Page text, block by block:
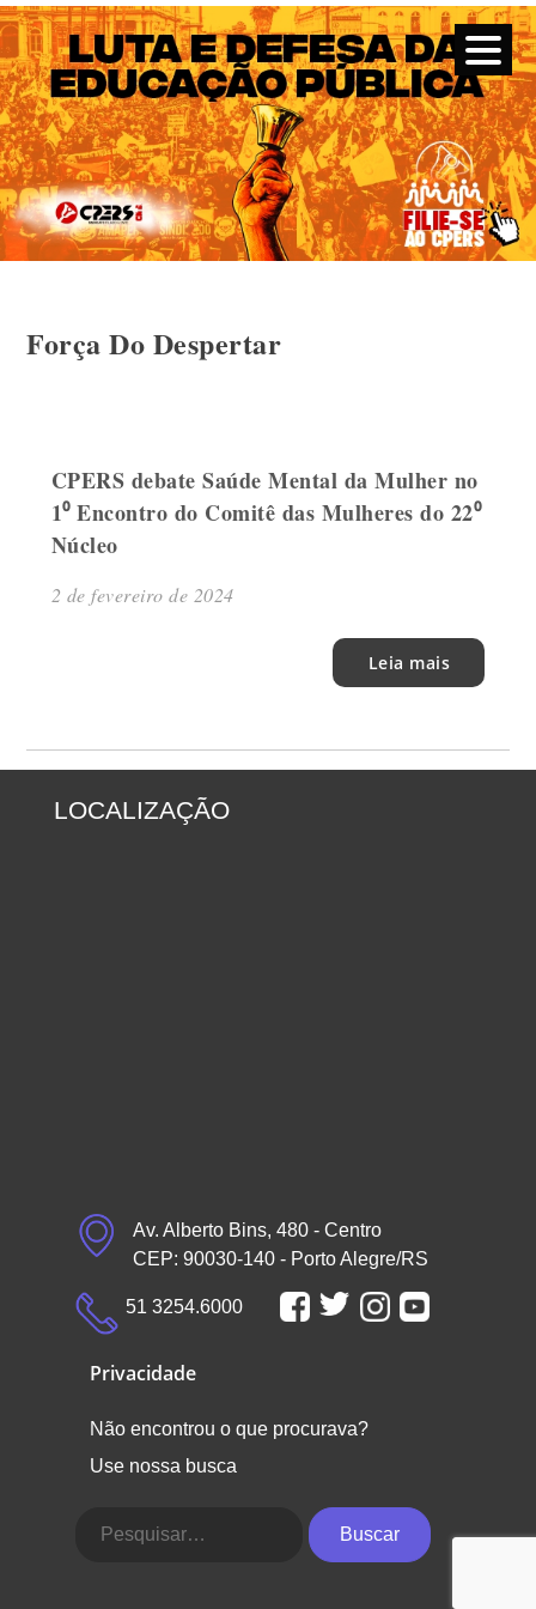
CPERS – Sindicato
CPERS – Sindicato dos Professores e Funcionários de escola
do Estado do Rio Grande do Sul
Força Do Despertar
CPERS debate Saúde Mental da Mulher no
1⁰ Encontro do Comitê das Mulheres do 22⁰
Núcleo
2 de fevereiro de 2024
Leia mais
LOCALIZAÇÃO
Av. Alberto Bins, 480 - Centro
CEP: 90030-140 - Porto Alegre/RS
51 3254.6000
Privacidade
Não encontrou o que procurava?
Use nossa busca
Buscar